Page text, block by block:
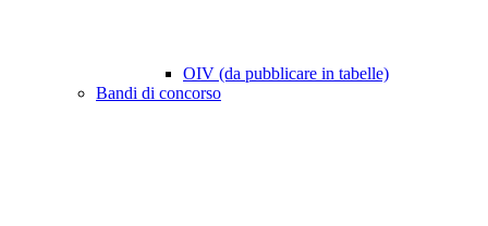
OIV (da pubblicare in tabelle)
Bandi di concorso